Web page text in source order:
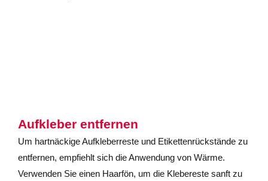
Aufkleber entfernen
Um hartnäckige Aufkleberreste und Etikettenrückstände zu
entfernen, empfiehlt sich die Anwendung von Wärme.
Verwenden Sie einen Haarfön, um die Klebereste sanft zu